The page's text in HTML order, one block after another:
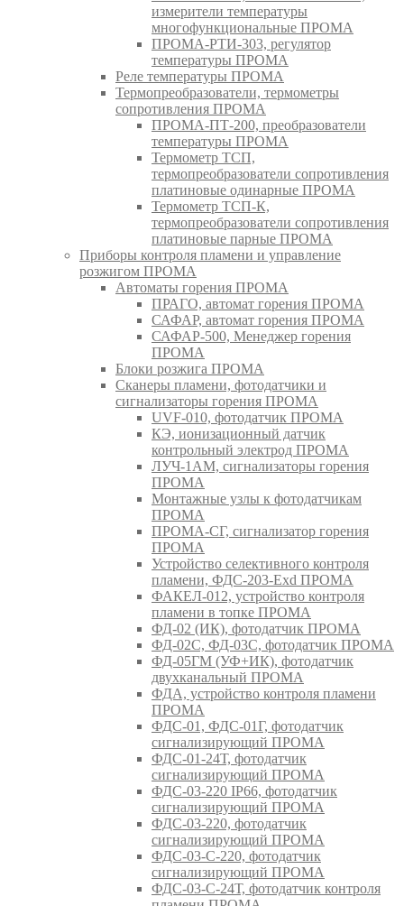
измерители температуры
многофункциональные ПРОМА
ПРОМА-РТИ-303, регулятор
температуры ПРОМА
Реле температуры ПРОМА
Термопреобразователи, термометры
сопротивления ПРОМА
ПРОМА-ПТ-200, преобразователи
температуры ПРОМА
Термометр ТСП,
термопреобразователи сопротивления
платиновые одинарные ПРОМА
Термометр ТСП-К,
термопреобразователи сопротивления
платиновые парные ПРОМА
Приборы контроля пламени и управление
розжигом ПРОМА
Автоматы горения ПРОМА
ПРАГО, автомат горения ПРОМА
САФАР, автомат горения ПРОМА
САФАР-500, Менеджер горения
ПРОМА
Блоки розжига ПРОМА
Сканеры пламени, фотодатчики и
сигнализаторы горения ПРОМА
UVF-010, фотодатчик ПРОМА
КЭ, ионизационный датчик
контрольный электрод ПРОМА
ЛУЧ-1АМ, сигнализаторы горения
ПРОМА
Монтажные узлы к фотодатчикам
ПРОМА
ПРОМА-СГ, сигнализатор горения
ПРОМА
Устройство селективного контроля
пламени, ФДС-203-Exd ПРОМА
ФАКЕЛ-012, устройство контроля
пламени в топке ПРОМА
ФД-02 (ИК), фотодатчик ПРОМА
ФД-02С, ФД-03С, фотодатчик ПРОМА
ФД-05ГМ (УФ+ИК), фотодатчик
двухканальный ПРОМА
ФДА, устройство контроля пламени
ПРОМА
ФДС-01, ФДС-01Г, фотодатчик
сигнализирующий ПРОМА
ФДС-01-24Т, фотодатчик
сигнализирующий ПРОМА
ФДС-03-220 IP66, фотодатчик
сигнализирующий ПРОМА
ФДС-03-220, фотодатчик
сигнализирующий ПРОМА
ФДС-03-С-220, фотодатчик
сигнализирующий ПРОМА
ФДС-03-С-24Т, фотодатчик контроля